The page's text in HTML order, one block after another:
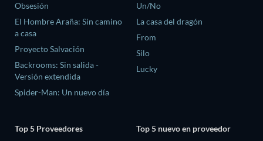
Obsesión
El Hombre Araña: Sin camino
a casa
Proyecto Salvación
Backrooms: Sin salida -
Versión extendida
Spider-Man: Un nuevo día
Un/No
La casa del dragón
From
Silo
Lucky
Top 5 Proveedores
Top 5 nuevo en proveedor